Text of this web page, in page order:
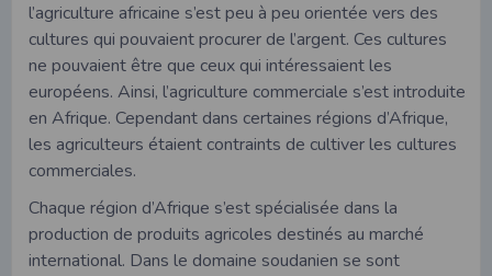
l’agriculture africaine s’est peu à peu orientée vers des
cultures qui pouvaient procurer de l’argent. Ces cultures
ne pouvaient être que ceux qui intéressaient les
européens. Ainsi, l’agriculture commerciale s’est introduite
en Afrique. Cependant dans certaines régions d’Afrique,
les agriculteurs étaient contraints de cultiver les cultures
commerciales.
Chaque région d’Afrique s’est spécialisée dans la
production de produits agricoles destinés au marché
international. Dans le domaine soudanien se sont